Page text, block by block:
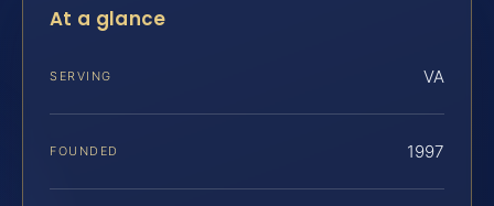
At a glance
SERVING VA
FOUNDED 1997